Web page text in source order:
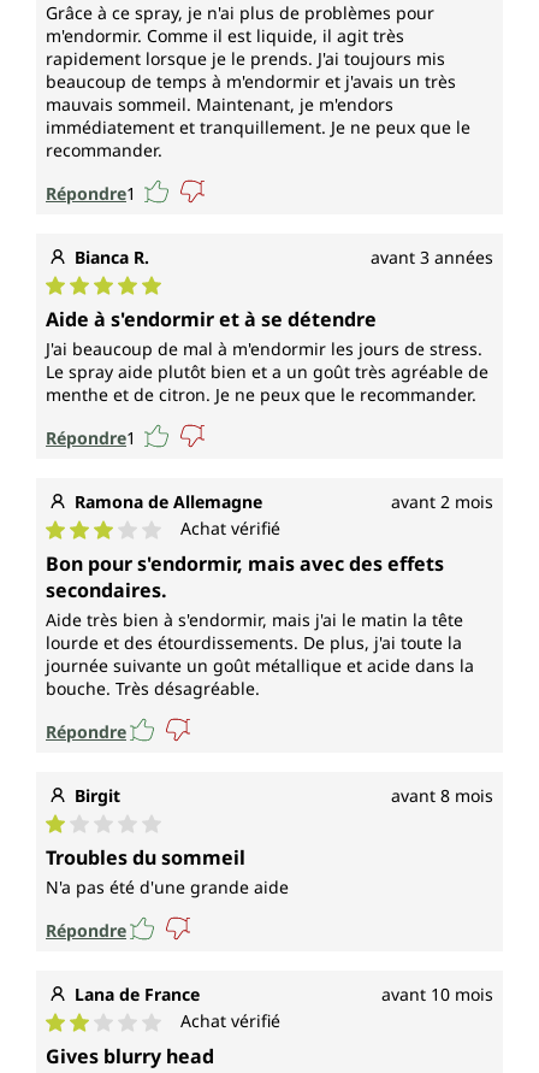
Grâce à ce spray, je n'ai plus de problèmes pour
m'endormir. Comme il est liquide, il agit très
rapidement lorsque je le prends. J'ai toujours mis
beaucoup de temps à m'endormir et j'avais un très
mauvais sommeil. Maintenant, je m'endors
immédiatement et tranquillement. Je ne peux que le
recommander.
Répondre1
Bianca R. avant 3 années
Note moyenne de 5 sur 5 étoiles
Aide à s'endormir et à se détendre
J'ai beaucoup de mal à m'endormir les jours de stress.
Le spray aide plutôt bien et a un goût très agréable de
menthe et de citron. Je ne peux que le recommander.
Répondre1
Ramona de Allemagne avant 2 mois
Note moyenne de 3 sur 5 étoiles
Achat vérifié
Bon pour s'endormir, mais avec des effets
secondaires.
Aide très bien à s'endormir, mais j'ai le matin la tête
lourde et des étourdissements. De plus, j'ai toute la
journée suivante un goût métallique et acide dans la
bouche. Très désagréable.
Répondre
Birgit avant 8 mois
Note moyenne de 1 sur 5 étoiles
Troubles du sommeil
N'a pas été d'une grande aide
Répondre
Lana de France avant 10 mois
Note moyenne de 2 sur 5 étoiles
Achat vérifié
Gives blurry head